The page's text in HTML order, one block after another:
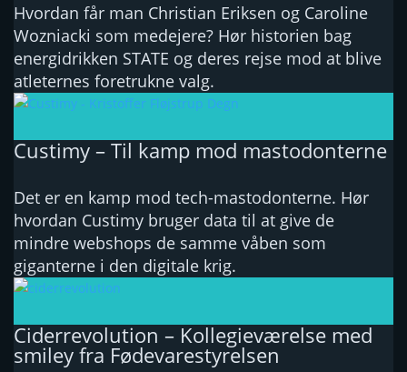
Hvordan får man Christian Eriksen og Caroline
Wozniacki som medejere? Hør historien bag
energidrikken STATE og deres rejse mod at blive
atleternes foretrukne valg.
Custimy – Til kamp mod mastodonterne
Det er en kamp mod tech-mastodonterne. Hør
hvordan Custimy bruger data til at give de
mindre webshops de samme våben som
giganterne i den digitale krig.
Ciderrevolution – Kollegieværelse med
smiley fra Fødevarestyrelsen